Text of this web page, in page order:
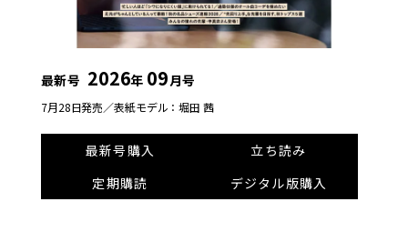
最新号 2026年 09月号
7月28日発売／表紙モデル：堀田 茜
最新号購入
立ち読み
定期購読
デジタル版購入